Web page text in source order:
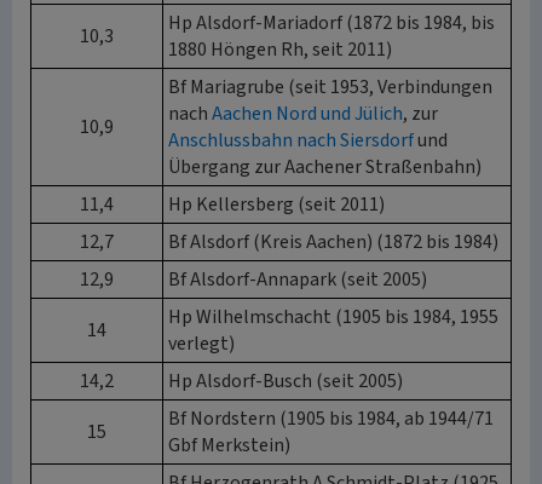
10,3
Hp Alsdorf-Mariadorf (1872 bis 1984, bis
1880 Höngen Rh, seit 2011)
10,9
Bf Mariagrube (seit 1953, Verbindungen
nachAachen Nord und Jülich, zur
Anschlussbahn nach Siersdorfund
Übergang zur Aachener Straßenbahn)
11,4
Hp Kellersberg (seit 2011)
12,7
Bf Alsdorf (Kreis Aachen) (1872 bis 1984)
12,9
Bf Alsdorf-Annapark (seit 2005)
14
Hp Wilhelmschacht (1905 bis 1984, 1955
verlegt)
14,2
Hp Alsdorf-Busch (seit 2005)
15
Bf Nordstern (1905 bis 1984, ab 1944/71
Gbf Merkstein)